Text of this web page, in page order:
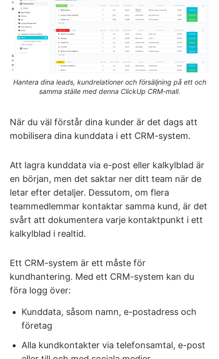
Hantera dina leads, kundrelationer och försäljning på ett och
samma ställe med denna ClickUp CRM-mall.
När du väl förstår dina kunder är det dags att
mobilisera dina kunddata i ett CRM-system.
Att lagra kunddata via e-post eller kalkylblad är
en början, men det saktar ner ditt team när de
letar efter detaljer. Dessutom, om flera
teammedlemmar kontaktar samma kund, är det
svårt att dokumentera varje kontaktpunkt i ett
kalkylblad i realtid.
Ett CRM-system är ett måste för
kundhantering. Med ett CRM-system kan du
föra logg över:
Kunddata, såsom namn, e-postadress och
företag
Alla kundkontakter via telefonsamtal, e-post